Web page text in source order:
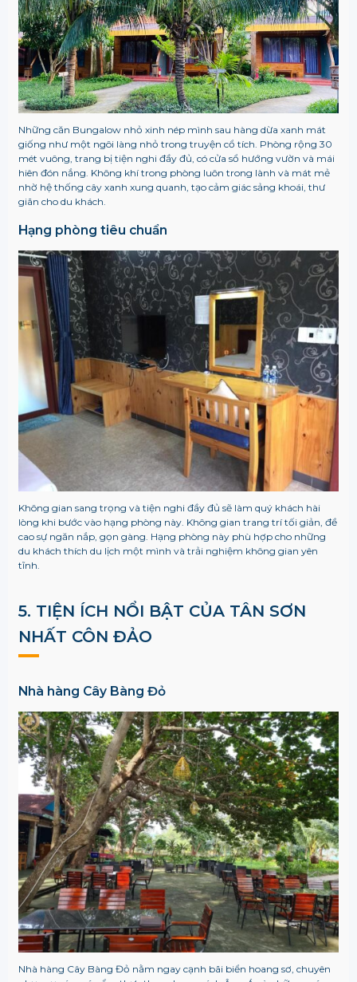
Những căn Bungalow nhỏ xinh nép mình sau hàng dừa xanh mát
giống như một ngôi làng nhỏ trong truyện cổ tích. Phòng rộng 30
mét vuông, trang bị tiện nghi đầy đủ, có cửa sổ hướng vườn và mái
hiên đón nắng. Không khí trong phòng luôn trong lành và mát mẻ
nhờ hệ thống cây xanh xung quanh, tạo cảm giác sảng khoái, thư
giãn cho du khách.
Hạng phòng tiêu chuẩn
Không gian sang trọng và tiện nghi đầy đủ sẽ làm quý khách hài
lòng khi bước vào hạng phòng này. Không gian trang trí tối giản, đề
cao sự ngăn nắp, gọn gàng. Hạng phòng này phù hợp cho những
du khách thích du lịch một mình và trải nghiệm không gian yên
tĩnh.
5. TIỆN ÍCH NỔI BẬT CỦA TÂN SƠN
NHẤT CÔN ĐẢO
Nhà hàng Cây Bàng Đỏ
Nhà hàng Cây Bàng Đỏ nằm ngay cạnh bãi biển hoang sơ, chuyên